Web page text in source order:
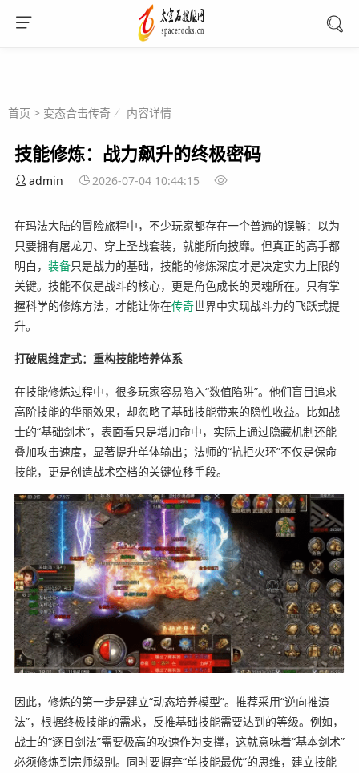
首页 > 变态合击传奇 内容详情
技能修炼：战力飙升的终极密码
admin 2026-07-04 10:44:15
在玛法大陆的冒险旅程中，不少玩家都存在一个普遍的误解：以为
只要拥有屠龙刀、穿上圣战套装，就能所向披靡。但真正的高手都
明白， 装备只是战力的基础，技能的修炼深度才是决定实力上限的
关键。技能不仅是战斗的核心，更是角色成长的灵魂所在。只有掌
握科学的修炼方法，才能让你在传奇世界中实现战斗力的飞跃式提
升。
打破思维定式：重构技能培养体系
在技能修炼过程中，很多玩家容易陷入“数值陷阱”。他们盲目追求
高阶技能的华丽效果，却忽略了基础技能带来的隐性收益。比如战
士的“基础剑术”，表面看只是增加命中，实际上通过隐藏机制还能
叠加攻击速度，显著提升单体输出；法师的“抗拒火环”不仅是保命
技能，更是创造战术空档的关键位移手段。
因此，修炼的第一步是建立“动态培养模型”。推荐采用“逆向推演
法”，根据终极技能的需求，反推基础技能需要达到的等级。例如，
战士的“逐日剑法”需要极高的攻速作为支撑，这就意味着“基本剑术”
必须修炼到宗师级别。同时要摒弃“单技能最优”的思维，建立技能